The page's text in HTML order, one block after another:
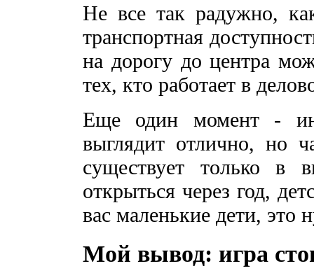
Не все так радужно,
транспортная
на дорогу до центра
тех, кто работает в
Еще один момент -
выглядит отлично, но
существует только в
открыться через год,
вас маленькие дети, это
Мой вывод: игра